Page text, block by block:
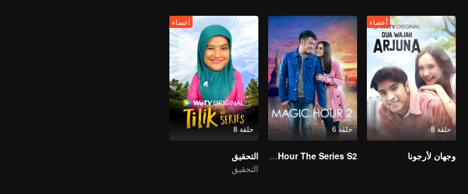
حلقة 8
أعضاء
وجهان لأرجونا
حلقة 6
Magic Hour The Series S2
حلقة 8
أعضاء
التحقيق
التحقيق